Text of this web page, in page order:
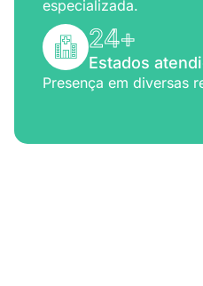
especializada.
24+
Estados
Presença em diversas